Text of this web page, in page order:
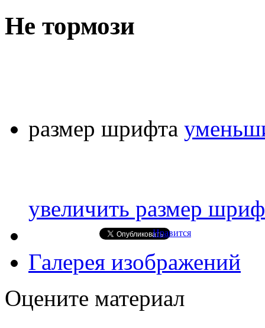
Не тормози
размер шрифта
увеличить размер
Нравится
Галерея изображений
Оцените материал